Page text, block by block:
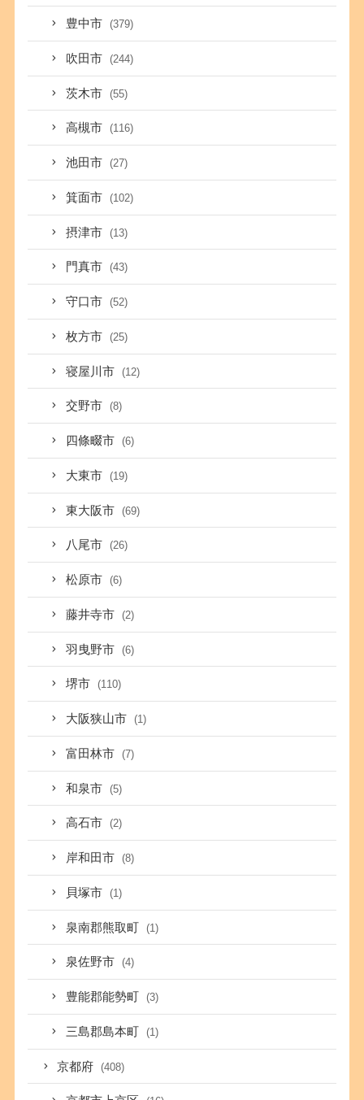
豊中市 (379)
吹田市 (244)
茨木市 (55)
高槻市 (116)
池田市 (27)
箕面市 (102)
摂津市 (13)
門真市 (43)
守口市 (52)
枚方市 (25)
寝屋川市 (12)
交野市 (8)
四條畷市 (6)
大東市 (19)
東大阪市 (69)
八尾市 (26)
松原市 (6)
藤井寺市 (2)
羽曳野市 (6)
堺市 (110)
大阪狭山市 (1)
富田林市 (7)
和泉市 (5)
高石市 (2)
岸和田市 (8)
貝塚市 (1)
泉南郡熊取町 (1)
泉佐野市 (4)
豊能郡能勢町 (3)
三島郡島本町 (1)
京都府 (408)